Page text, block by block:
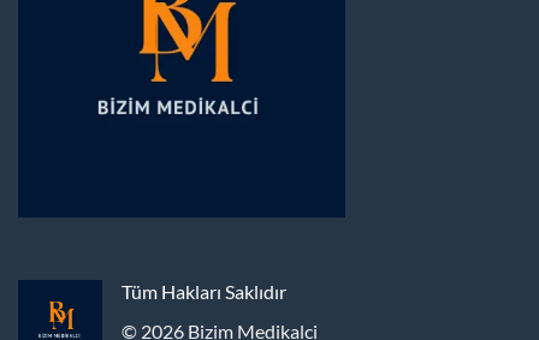
Tüm Hakları Saklıdır
© 2026 Bizim Medikalci